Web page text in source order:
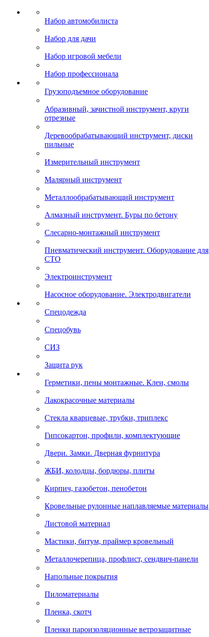
Набор автомобилиста
Набор для дачи
Набор игровой мебели
Набор профессионала
Грузоподъемное оборудование
Абразивный, зачистной инструмент, круги
отрезные
Деревообрабатывающий инструмент, диски
пильные
Измерительный инструмент
Малярный инструмент
Металлообрабатывающий инструмент
Алмазный инструмент. Буры по бетону
Слесарно-монтажный инструмент
Пневматический инструмент. Оборудование для
СТО
Электроинструмент
Насосное оборудование. Электродвигатели
Спецодежда
Спецобувь
СИЗ
Защита рук
Герметики, пены монтажные. Клеи, смолы
Лакокрасочные материалы
Стекла кварцевые, трубки, триплекс
Гипсокартон, профили, комплектующие
Двери. Замки. Дверная фурнитура
ЖБИ, колодцы, бордюры, плиты
Кирпич, газобетон, пенобетон
Кровельные рулонные наплавляемые материалы
Листовой материал
Мастики, битум, праймер кровельный
Металлочерепица, профлист, сендвич-панели
Напольные покрытия
Пиломатериалы
Пленка, скотч
Пленки пароизоляционные ветрозащитные